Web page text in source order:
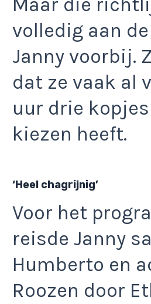
volledig aan
Janny voorbij.
dat ze vaak al
uur drie
kiezen heeft.
‘Heel chagrijnig’
Voor het
reisde Janny
Humberto en
Roozen door